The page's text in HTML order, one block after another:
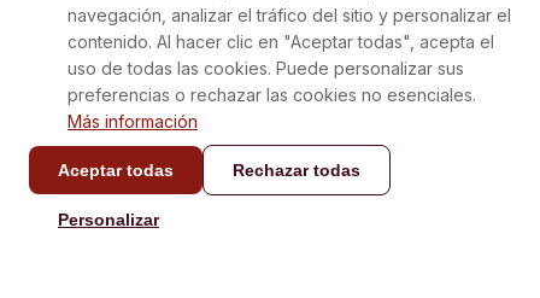
39,90 €
navegación, analizar el tráfico del sitio y personalizar el
contenido. Al hacer clic en "Aceptar todas", acepta el
uso de todas las cookies. Puede personalizar sus
preferencias o rechazar las cookies no esenciales.
Más información
Aceptar todas Rechazar todas
Personalizar